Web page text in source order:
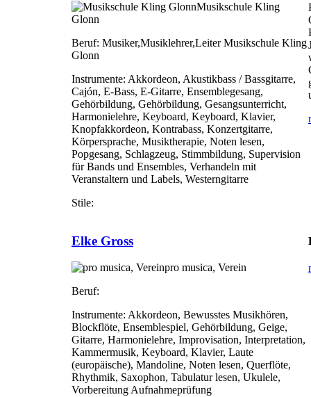
Musikschule Kling
Glonn
Beruf: Musiker,Musiklehrer,Leiter Musikschule Kling
Glonn
Instrumente: Akkordeon, Akustikbass / Bassgitarre,
Cajón, E-Bass, E-Gitarre, Ensemblegesang,
Gehörbildung, Gehörbildung, Gesangsunterricht,
Harmonielehre, Keyboard, Keyboard, Klavier,
Knopfakkordeon, Kontrabass, Konzertgitarre,
Körpersprache, Musiktherapie, Noten lesen,
Popgesang, Schlagzeug, Stimmbildung, Supervision
für Bands und Ensembles, Verhandeln mit
Veranstaltern und Labels, Westerngitarre
Stile:
Elke Gross
pro musica, Verein
Beruf:
Instrumente: Akkordeon, Bewusstes Musikhören,
Blockflöte, Ensemblespiel, Gehörbildung, Geige,
Gitarre, Harmonielehre, Improvisation, Interpretation,
Kammermusik, Keyboard, Klavier, Laute
(europäische), Mandoline, Noten lesen, Querflöte,
Rhythmik, Saxophon, Tabulatur lesen, Ukulele,
Vorbereitung Aufnahmeprüfung